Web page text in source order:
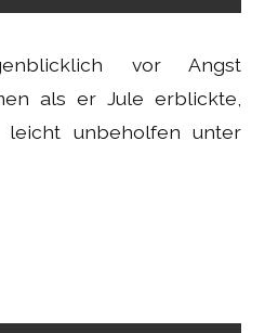
vor Angst
als er Jule erblickte,
unbeholfen unter